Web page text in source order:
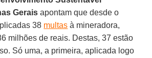
Gerais apontam que desde o
38 multas à mineradora,
milhões de reais. Destas, 37 estão
Só uma, a primeira, aplicada logo